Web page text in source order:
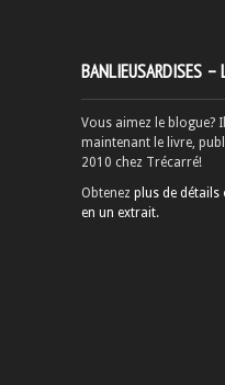
BANLIEUSARDISES –
Vous aimez le blogue?
maintenant le livre,
2010 chez Trécarré!
Obtenez plus de détails
en un extrait.